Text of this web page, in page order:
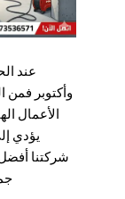
عند
وأكتوبر فمن
الأعمال
يؤدي
شركتنا